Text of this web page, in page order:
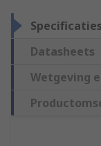
Specificaties
Datasheets
Wetgeving